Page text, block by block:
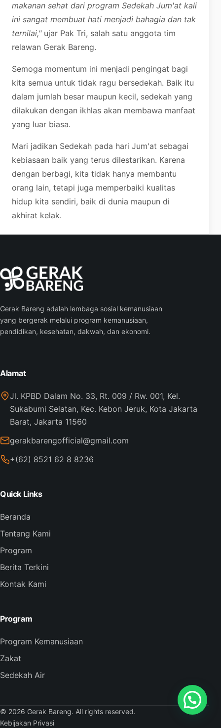
makanan sehat dari program Sedekah Jum'at kali
ini sangat membuat hati menjadi bahagia dan tak
ternilai,"ujar Pak Tri, salah satu anggota tim
relawan Gerak Bareng.
Semoga momentum ini menjadi pengingat bagi
kita semua untuk tidak ragu bersedekah. Baik itu
dalam jumlah besar maupun kecil, sedekah yang
dilakukan dengan ikhlas akan membawa manfaat
yang luar biasa.
Mari jadikan Sedekah pada hari Jum'at sebagai
kebiasaan baik yang terus dilestarikan. Karena
dengan berbagi, kita tidak hanya membantu
orang lain, tetapi juga memperbaiki kualitas
hidup kita sendiri, baik di dunia maupun di
akhirat kelak.
Gerak Bareng adalah lembaga sosial kemanusiaan
yang bergerak melalui program kemanusiaan,
pendidikan, kesehatan, dakwah, dan ekonomi.
Alamat
Jl. KPBD Dalam No. 33, Rt. 009 / Rw. 001, Kel.
Sukabumi Selatan, Kec. Kebon Jeruk, Kota Jakarta
Barat, Jakarta 11560
gerakbarengofficial@gmail.com
+(62) 8521 62 8 8236
Quick Links
Beranda
Tentang Kami
Program
Berita Terkini
Kontak Kami
Program
Program Kemanusiaan
Zakat
Sedekah Air
© 2026 Gerak Bareng. All rights reserved.
Kebijakan Privasi